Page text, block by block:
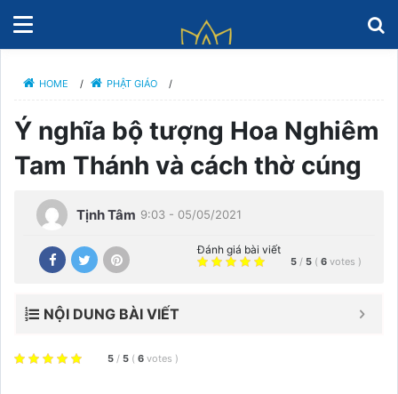
HOME / PHẬT GIÁO /
Ý nghĩa bộ tượng Hoa Nghiêm
Tam Thánh và cách thờ cúng
Tịnh Tâm 9:03 - 05/05/2021
Đánh giá bài viết
5 / 5 ( 6 votes )
NỘI DUNG BÀI VIẾT
5 / 5 ( 6 votes )